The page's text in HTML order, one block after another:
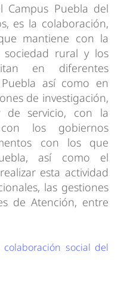
Campus Puebla del
es la colaboración,
mantiene con la
rural y los
en diferentes
así como en
de investigación,
de servicio, con la
los gobiernos
con los que
así como el
esta actividad
las gestiones
de Atención, entre
social del